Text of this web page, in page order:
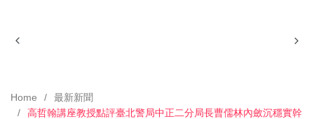
Home
最新新聞
高哲翰講座教授點評臺北警局中正二分局長曹儒林內斂沉穩實幹